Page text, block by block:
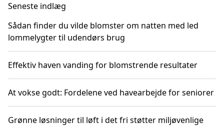
Seneste indlæg
Sådan finder du vilde blomster om natten med led
lommelygter til udendørs brug
Effektiv haven vanding for blomstrende resultater
At vokse godt: Fordelene ved havearbejde for seniorer
Grønne løsninger til løft i det fri støtter miljøvenlige